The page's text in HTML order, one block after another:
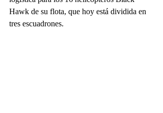
Hawk de su flota, que hoy está dividida en
tres escuadrones.